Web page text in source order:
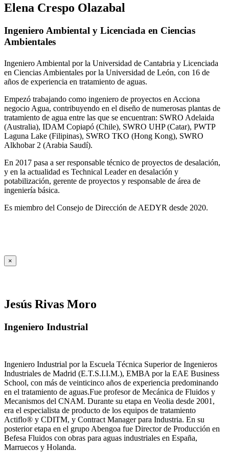
Elena Crespo Olazabal
Ingeniero Ambiental y Licenciada en Ciencias
Ambientales
Ingeniero Ambiental por la Universidad de Cantabria y Licenciada
en Ciencias Ambientales por la Universidad de León, con 16 de
años de experiencia en tratamiento de aguas.
Empezó trabajando como ingeniero de proyectos en Acciona
negocio Agua, contribuyendo en el diseño de numerosas plantas de
tratamiento de agua entre las que se encuentran: SWRO Adelaida
(Australia), IDAM Copiapó (Chile), SWRO UHP (Catar), PWTP
Laguna Lake (Filipinas), SWRO TKO (Hong Kong), SWRO
Alkhobar 2 (Arabia Saudí).
En 2017 pasa a ser responsable técnico de proyectos de desalación,
y en la actualidad es Technical Leader en desalación y
potabilización, gerente de proyectos y responsable de área de
ingeniería básica.
Es miembro del Consejo de Dirección de AEDYR desde 2020.
×
Jesús Rivas Moro
Ingeniero Industrial
Ingeniero Industrial por la Escuela Técnica Superior de Ingenieros
Industriales de Madrid (E.T.S.I.I.M.), EMBA por la EAE Business
School, con más de veinticinco años de experiencia predominando
en el tratamiento de aguas.Fue profesor de Mecánica de Fluidos y
Mecanismos del CNAM. Durante su etapa en Veolia desde 2001,
era el especialista de producto de los equipos de tratamiento
Actiflo® y CDITM, y Contract Manager para Industria. En su
posterior etapa en el grupo Abengoa fue Director de Producción en
Befesa Fluidos con obras para aguas industriales en España,
Marruecos y Holanda.